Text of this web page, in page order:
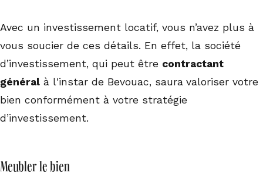
Avec un investissement locatif, vous n’avez plus à
vous soucier de ces détails. En effet, la société
d’investissement, qui peut être contractant
général à l'instar de Bevouac, saura valoriser votre
bien conformément à votre stratégie
d’investissement.
Meubler le bien